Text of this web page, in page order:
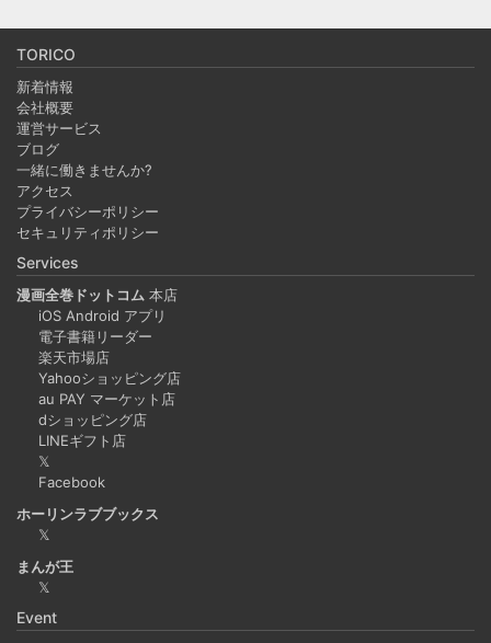
TORICO
新着情報
会社概要
運営サービス
ブログ
一緒に働きませんか?
アクセス
プライバシーポリシー
セキュリティポリシー
Services
漫画全巻ドットコム 本店
iOS Android アプリ
電子書籍リーダー
楽天市場店
Yahooショッピング店
au PAY マーケット店
dショッピング店
LINEギフト店
𝕏
Facebook
ホーリンラブブックス
𝕏
まんが王
𝕏
Event